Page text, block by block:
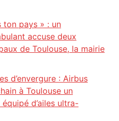
ton pays » : un
accuse deux
de Toulouse, la mairie
d’envergure : Airbus
à Toulouse un
équipé d’ailes ultra-